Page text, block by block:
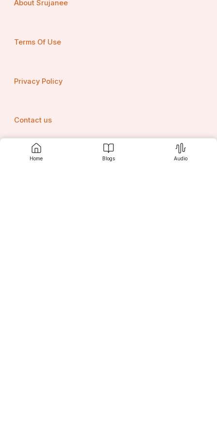
Home Blogs Audio
को उनके सेवानिवृत्ति के बाद एक स्थिर आय का भरोसा देती है,
About Srujanee
Terms Of Use
Privacy Policy
Contact us